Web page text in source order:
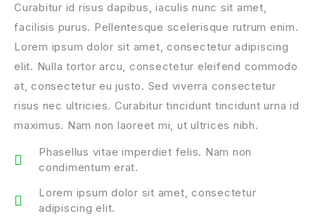
Curabitur id risus dapibus, iaculis nunc sit amet,
facilisis purus. Pellentesque scelerisque rutrum enim.
Lorem ipsum dolor sit amet, consectetur adipiscing
elit. Nulla tortor arcu, consectetur eleifend commodo
at, consectetur eu justo. Sed viverra consectetur
risus nec ultricies. Curabitur tincidunt tincidunt urna id
maximus. Nam non laoreet mi, ut ultrices nibh.
Phasellus vitae imperdiet felis. Nam non
condimentum erat.
Lorem ipsum dolor sit amet, consectetur
adipiscing elit.